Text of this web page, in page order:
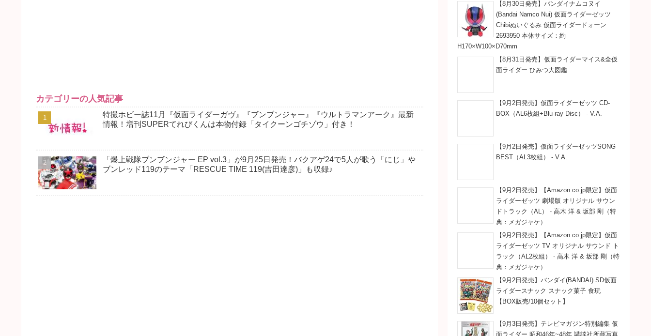
カテゴリーの人気記事
特撮ホビー誌11月『仮面ライダーガヴ』『ブンブンジャー』『ウルトラマンアーク』最新
情報！増刊SUPERてれびくんは本物付録「タイクーンゴチゾウ」付き！
「爆上戦隊ブンブンジャー EP vol.3」が9月25日発売！バクアゲ24で5人が歌う「にじ」や
ブンレッド119のテーマ「RESCUE TIME 119(吉田達彦)」も収録♪
【8月30日発売】バンダイナムコヌイ
(Bandai Namco Nui) 仮面ライダーゼッツ
Chibiぬいぐるみ 仮面ライダードォーン
2693950 本体サイズ：約
H170×W100×D70mm
【8月31日発売】仮面ライダーマイス&全仮
面ライダー ひみつ大図鑑
【9月2日発売】仮面ライダーゼッツ CD-
BOX（AL6枚組+Blu-ray Disc） - V.A.
【9月2日発売】仮面ライダーゼッツSONG
BEST（AL3枚組） - V.A.
【9月2日発売】【Amazon.co.jp限定】仮面
ライダーゼッツ 劇場版 オリジナル サウン
ドトラック（AL） - 高木 洋 & 坂部 剛（特
典：メガジャケ）
【9月2日発売】【Amazon.co.jp限定】仮面
ライダーゼッツ TV オリジナル サウンド ト
ラック（AL2枚組） - 高木 洋 & 坂部 剛（特
典：メガジャケ）
【9月2日発売】バンダイ(BANDAI) SD仮面
ライダースナック スナック菓子 食玩
【BOX販売/10個セット】
【9月3日発売】テレビマガジン特別編集 仮
面ライダー 昭和46年~48年 講談社所蔵写真